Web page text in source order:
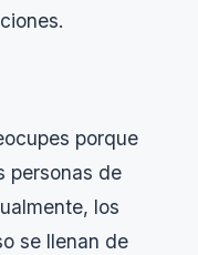
porque
personas de
los
se llenan de